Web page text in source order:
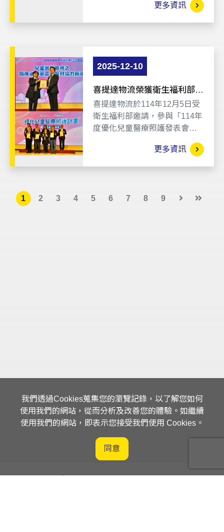
員工及親友在內超過80人，透
更多資訊
2025-12-10
喜提達物流榮獲衛生福利部感
謝狀 持續守護兒童醫療照
護，共同為罕病患兒努力
喜提達物流於114年12月5日受
衛生福利部邀請，參與「114年
度優化兒童醫療照護發表會暨
肯定我們在兒童醫療服務鏈中
更多資訊
1 2 3 4 5 6 7 8 9
我們透過Cookies蒐集您的瀏覽記錄，以了解您如何
使用我們的網站，從而分析及改善您的體驗。如繼續
使用我們的網站，即表示您接受我們使用 Cookies。
同意